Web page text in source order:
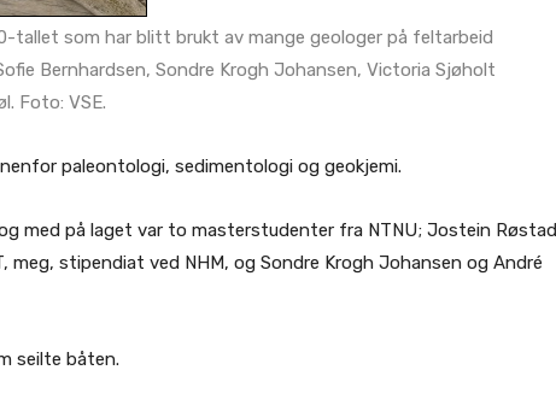
som har blitt brukt av mange geologer på feltarbeid
Bernhardsen, Sondre Krogh Johansen, Victoria Sjøholt
Foto: VSE.
paleontologi, sedimentologi og geokjemi.
med på laget var to masterstudenter fra NTNU; Jostein Røstad
meg, stipendiat ved NHM, og Sondre Krogh Johansen og André
seilte båten.